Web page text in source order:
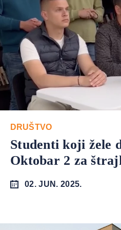
DRUŠTVO
Studenti koji žele
Oktobar 2 za
02. JUN. 2025.